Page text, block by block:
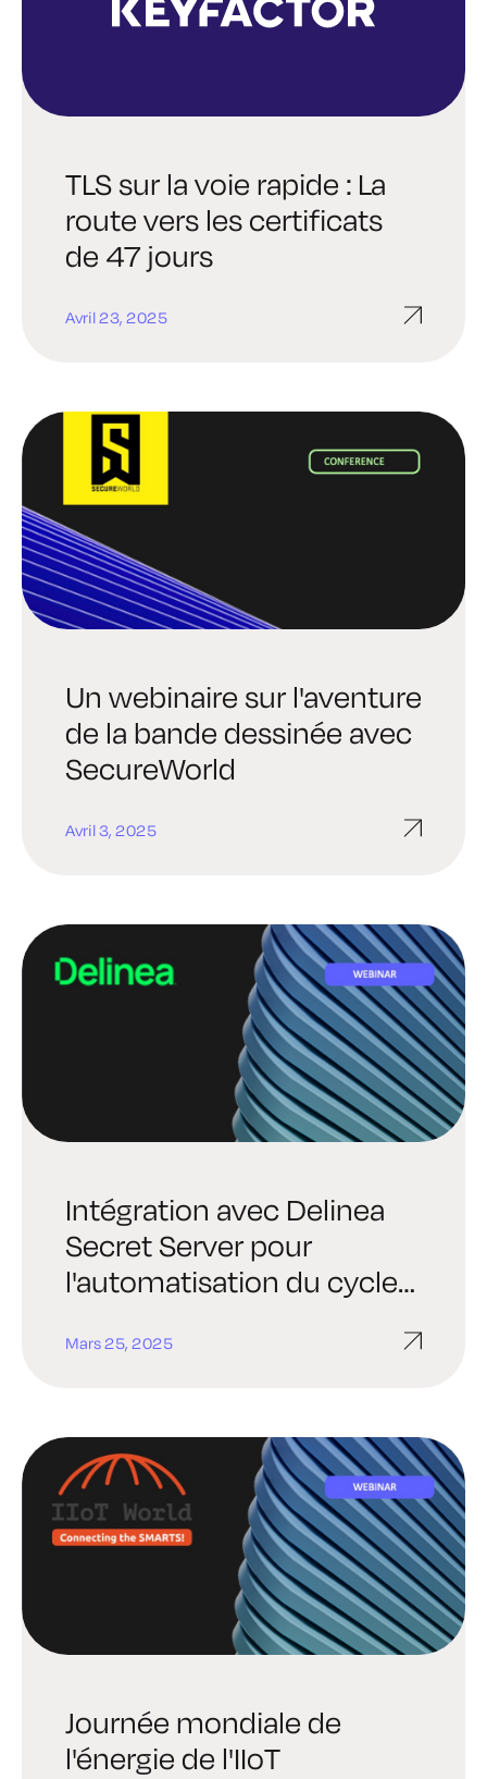
TLS sur la voie rapide : La
route vers les certificats
de 47 jours
Avril 23, 2025
Un webinaire sur l'aventure
de la bande dessinée avec
SecureWorld
Avril 3, 2025
Intégration avec Delinea
Secret Server pour
l'automatisation du cycle
sécurisés
Mars 25, 2025
Journée mondiale de
l'énergie de l'IIoT